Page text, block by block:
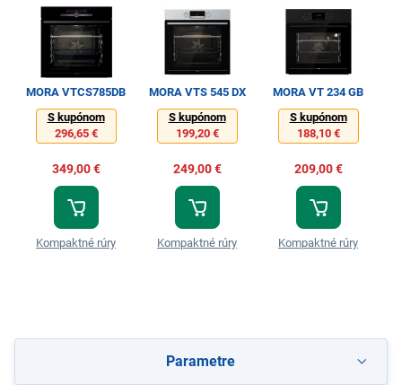
MORA VTCS785DB
S kupónom
296,65 €
349,00 €
Kompaktné rúry
MORA VTS 545 DX
S kupónom
199,20 €
249,00 €
Kompaktné rúry
MORA VT 234 GB
S kupónom
188,10 €
209,00 €
Kompaktné rúry
Parametre